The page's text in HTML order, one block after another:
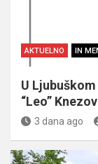
AKTUELNO IN
U
“Leo”
3 dana ago